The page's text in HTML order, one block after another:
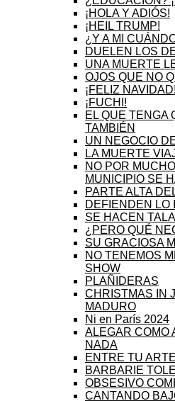
¡HOLA Y ADIÓS!
¡HEIL TRUMP!
¿Y A MI
DUELEN LOS
UNA MUERTE
OJOS QUE NO
¡FELIZ NAVIDAD!
¡FUCHI!
EL QUE TENGA
TAMBIÉN
UN NEGOCIO
LA MUERTE
NO POR
MUNICIPIO SE
PARTE ALTA
DEFIENDEN LO
SE HACEN
¿PERO QUÉ
SU GRACIOSA
NO TENEMOS
SHOW
PLAÑIDERAS
CHRISTMAS IN
MADURO
Ni en París 2024
ALEGAR COMO
NADA
ENTRE TU
BARBARIE
OBSESIVO
CANTANDO